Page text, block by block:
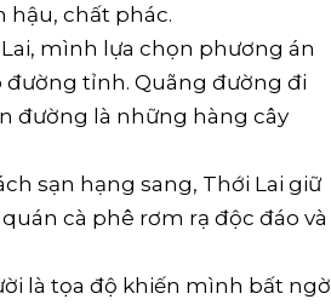
hậu, chất phác.
mình lựa chọn phương án
đường tỉnh. Quãng đường đi
đường là những hàng cây
sạn hạng sang, Thới Lai giữ
cà phê rơm rạ độc đáo và
là tọa độ khiến mình bất ngờ